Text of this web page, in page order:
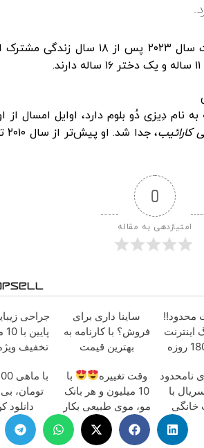
سوفی و جاستین در ماه اوت سال ۲۰۲۳ پس از ۱۸ سال
دِیزی دُو بلوم دارد، اوایل امسال از
کارائیب
0
امتیازدهی به مقاله
محدود!!
اینترنت
خانگی 180 روزه
ساینا داری برای
فروش؟ با کارنامه به
بهترین قیمت
جراحی
تخفیف
نامحدود
با
خانگی
فقط
وقت تغییره
با
10 میلیون و هر بانک
مو، موی طبیعی بکار
تومان،
دانلود